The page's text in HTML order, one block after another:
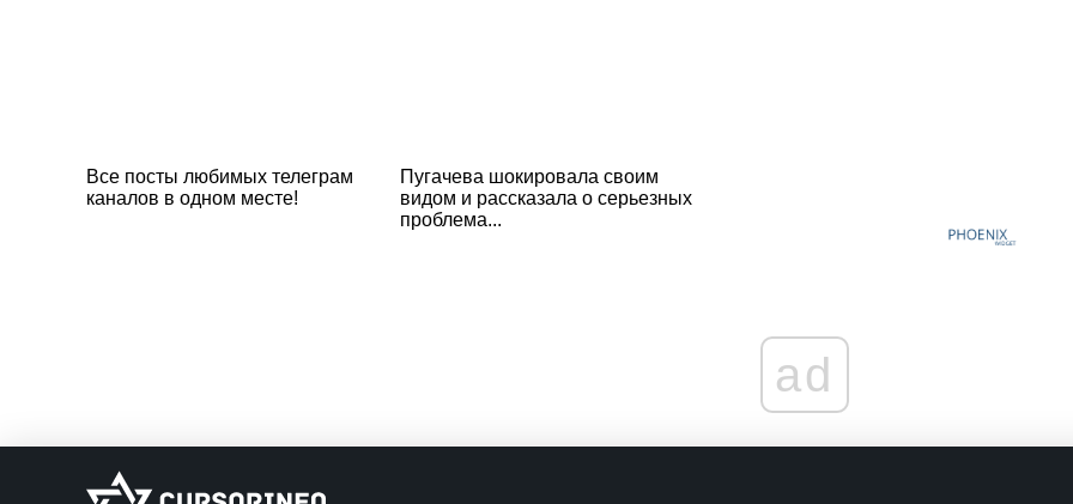
Все посты любимых телеграм
каналов в одном месте!
Пугачева шокировала своим
видом и рассказала о серьезных
проблема...
ad